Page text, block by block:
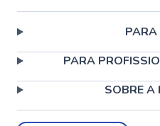
PARA
PARA
SOBRE A